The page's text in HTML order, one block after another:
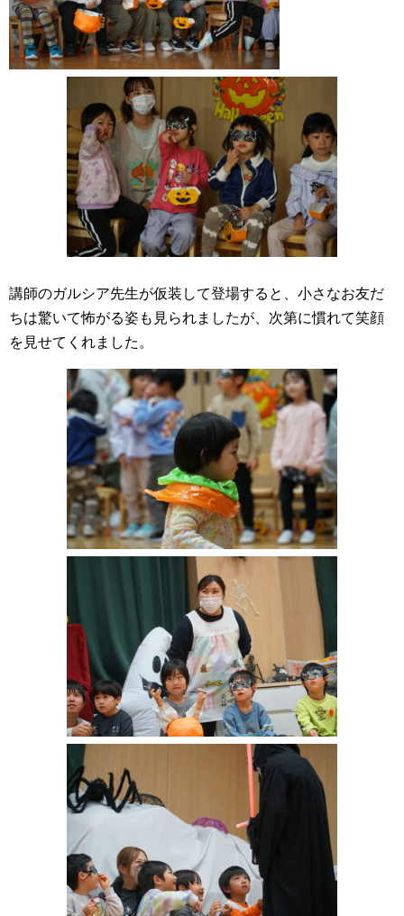
講師のガルシア先生が仮装して登場すると、小さなお友だ
ちは驚いて怖がる姿も見られましたが、次第に慣れて笑顔
を見せてくれました。